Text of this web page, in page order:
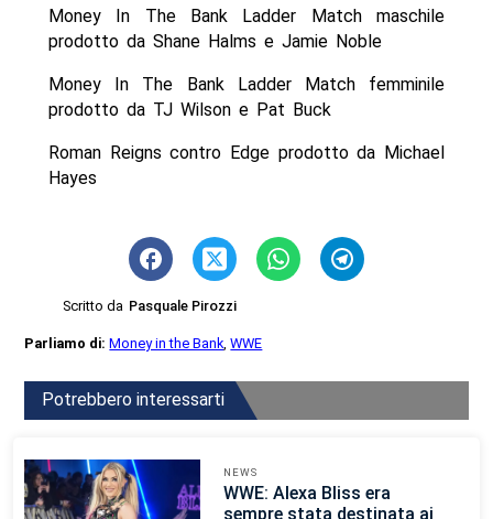
Money In The Bank Ladder Match maschile
prodotto da Shane Halms e Jamie Noble
Money In The Bank Ladder Match femminile
prodotto da TJ Wilson e Pat Buck
Roman Reigns contro Edge prodotto da Michael
Hayes
Scritto da Pasquale Pirozzi
Parliamo di:Money in the Bank,WWE
Potrebbero interessarti
NEWS
WWE: Alexa Bliss era
sempre stata destinata ai